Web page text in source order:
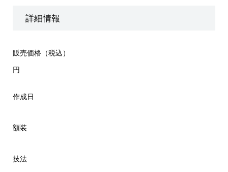
詳細情報
販売価格（税込）
円
作成日
額装
技法